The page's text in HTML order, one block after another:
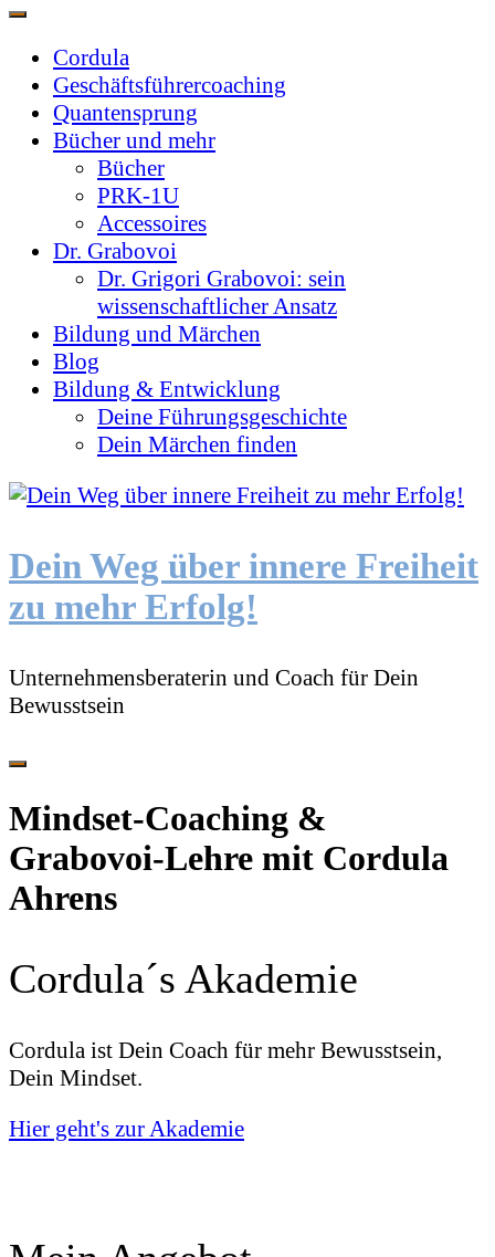
Cordula
Geschäftsführercoaching
Quantensprung
Bücher und mehr
Bücher
PRK-1U
Accessoires
Dr. Grabovoi
Dr. Grigori Grabovoi: sein
wissenschaftlicher Ansatz
Bildung und Märchen
Blog
Bildung & Entwicklung
Deine Führungsgeschichte
Dein Märchen finden
Dein Weg über innere Freiheit
zu mehr Erfolg!
Unternehmensberaterin und Coach für Dein
Bewusstsein
Mindset-Coaching &
Grabovoi-Lehre mit Cordula
Ahrens
Cordula´s Akademie
Cordula ist Dein Coach für mehr Bewusstsein,
Dein Mindset.
Hier geht's zur Akademie